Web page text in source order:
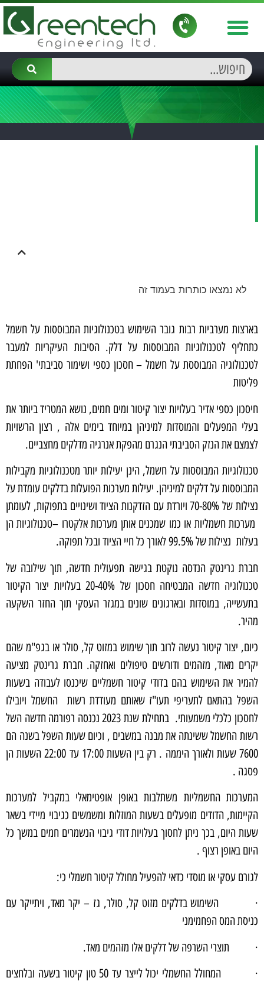
לא נמצאו כותרות בעמוד זה
בארצות מערביות רבות גובר השימוש בטכנולוגיות המבוססות על חשמל
כתחליף לטכנולוגיות המבוססות על דלק. הסיבות העיקריות למעבר
לטכנולוגיה המבוססת על חשמל – חסכון כספי ושימור סביבתי' הפחתת
פליטות
חיסכון כספי אדיר בעלויות יצור קיטור ומים חמים, נושא המטריד ביותר את
בעלי המפעלים והמוסדות למיניהן במיוחד בימים אלה , רצון הרשויות
לצמצם את הנזק הסביבתי הנגרם מהפקת אנרגיה מדלקים מחצביים.
טכנולוגיות המבוססות על חשמל, הינן יעילות יותר מטכנולוגיות מקבילות
המבוססות על דלקים למיניהן. יעילות מערכות הפועלות בדלקים עומדת על
נצילות של 70-80% ויורדת עם הזדקנות הציוד ושינויים בתפוקות, לעומתן
מערכות חשמליות או כמו שמכנים אותן מערכות אלקטרו –טכנולוגיות הן
בעלות נצילות של 99.5% לאורך כל חיי הציוד ובכל תפוקה.
חברת גרינטק הנדסה נוקטת בגישה תפעולית חדשה, תוך שילובה של
טכנולוגיה חדשה המבטיחה חסכון של 20-40% בעלויות יצור הקיטור
בתעשייה, במוסדות ובארגונים שונים במגזר העסקי תוך החזר השקעה
מהיר.
כיום, יצור קיטור נעשה לרוב תוך שימוש במזוט קל, סולר או בגפ"מ שהם
יקרים מאוד, מזהמים ודורשים טיפולים ואחזקה. חברת גרינטק מציעה
להמיר את השימוש בהם בדודי קיטור חשמליים שיכנסו לעבודה בשעות
השפל בהתאם לתעריפי תעו"ז שאותם מעודדת רשות החשמל ויובילו
לחסכון כלכלי משמעותי. בתחילת שנת 2023 נכנסה רפורמה חדשה השל
רשות החשמל ששינתה את מבנה במשבים , וכיום שעות השפל בשנה הם
7600 שעות ולאורך היממה . רק בין השעות 17:00 עד 22:00 השעות הן
פסגה .
המערכות החשמליות משתלבות באופן אופטימאלי במקביל למערכות
הקיימות, הדודים מופעלים בשעות המוזלות ומשמשים כגיבוי מיידי בשאר
שעות היום, בכך ניתן לחסוך בעלויות דודי גיבוי הנשמרים חמים במשך כל
היום באופן רצוף .
לגורם עסקי או מוסדי כדאי להפעיל מחולל קיטור חשמלי כי:
· השימוש בדלקים מזוט קל, סולר, גז – יקר מאד, ויתייקר עם
כניסת המס הפחמימני
· תוצרי השרפה של דלקים אלו מזהמים מאד.
· המחולל החשמלי יכול לייצר עד 50 טון קיטור בשעה ובלחצים